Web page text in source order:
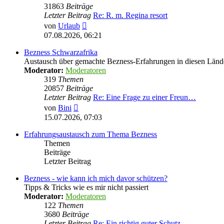
31863 Beiträge
Letzter Beitrag Re: R. m. Regina resort
von Urlaub
Beitrag
07.08.2026, 06:21
Bezness Schwarzafrika
Austausch über gemachte Bezness-Erfahrungen in diesen
Moderator: Moderatoren
319 Themen
20857 Beiträge
Letzter Beitrag Re: Eine Frage zu einer Freun…
von Bini
Beitrag
15.07.2026, 07:03
Erfahrungsaustausch zum Thema Bezness
Themen
Beiträge
Letzter Beitrag
Bezness - wie kann ich mich davor schützen?
Tipps & Tricks wie es mir nicht passiert
Moderator: Moderatoren
122 Themen
3680 Beiträge